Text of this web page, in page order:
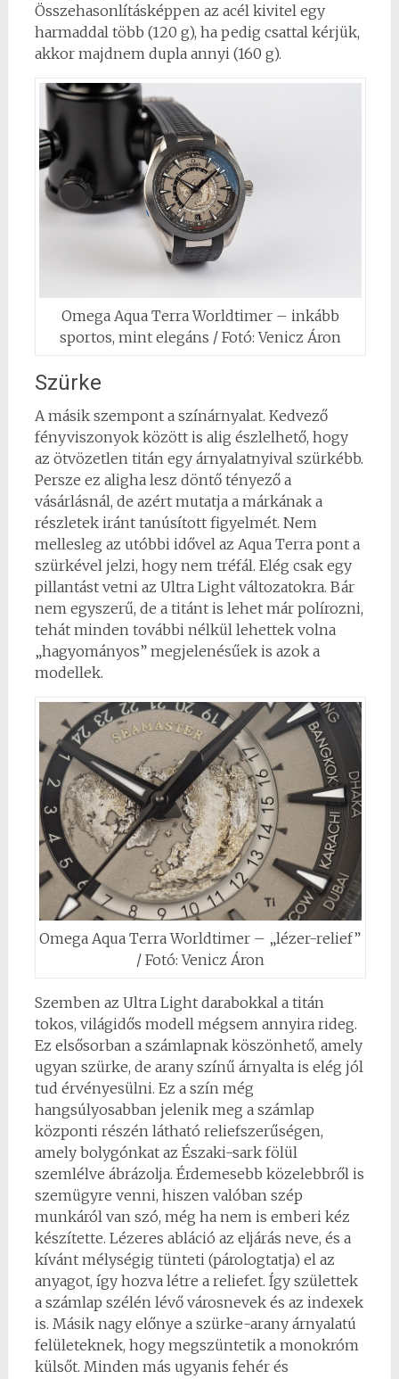
Összehasonlításképpen az acél kivitel egy
harmaddal több (120 g), ha pedig csattal kérjük,
akkor majdnem dupla annyi (160 g).
Omega Aqua Terra Worldtimer – inkább
sportos, mint elegáns / Fotó: Venicz Áron
Szürke
A másik szempont a színárnyalat. Kedvező
fényviszonyok között is alig észlelhető, hogy
az ötvözetlen titán egy árnyalatnyival szürkébb.
Persze ez aligha lesz döntő tényező a
vásárlásnál, de azért mutatja a márkának a
részletek iránt tanúsított figyelmét. Nem
mellesleg az utóbbi idővel az Aqua Terra pont a
szürkével jelzi, hogy nem tréfál. Elég csak egy
pillantást vetni az Ultra Light változatokra. Bár
nem egyszerű, de a titánt is lehet már polírozni,
tehát minden további nélkül lehettek volna
„hagyományos” megjelenésűek is azok a
modellek.
Omega Aqua Terra Worldtimer – „lézer-relief”
/ Fotó: Venicz Áron
Szemben az Ultra Light darabokkal a titán
tokos, világidős modell mégsem annyira rideg.
Ez elsősorban a számlapnak köszönhető, amely
ugyan szürke, de arany színű árnyalta is elég jól
tud érvényesülni. Ez a szín még
hangsúlyosabban jelenik meg a számlap
központi részén látható reliefszerűségen,
amely bolygónkat az Északi-sark fölül
szemlélve ábrázolja. Érdemesebb közelebbről is
szemügyre venni, hiszen valóban szép
munkáról van szó, még ha nem is emberi kéz
készítette. Lézeres abláció az eljárás neve, és a
kívánt mélységig tünteti (párologtatja) el az
anyagot, így hozva létre a reliefet. Így születtek
a számlap szélén lévő városnevek és az indexek
is. Másik nagy előnye a szürke-arany árnyalatú
felületeknek, hogy megszüntetik a monokróm
külsőt. Minden más ugyanis fehér és